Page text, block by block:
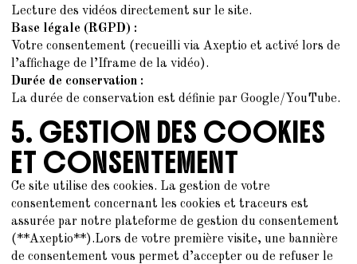
Lecture des vidéos directement sur le site.
Base légale (RGPD) :
Votre consentement (recueilli via Axeptio et activé lors de
l’affichage de l’Iframe de la vidéo).
Durée de conservation :
La durée de conservation est définie par Google/YouTube.
5. GESTION DES COOKIES
ET CONSENTEMENT
Ce site utilise des cookies. La gestion de votre
consentement concernant les cookies et traceurs est
assurée par notre plateforme de gestion du consentement
(**Axeptio**).Lors de votre première visite, une bannière
de consentement vous permet d’accepter ou de refuser le